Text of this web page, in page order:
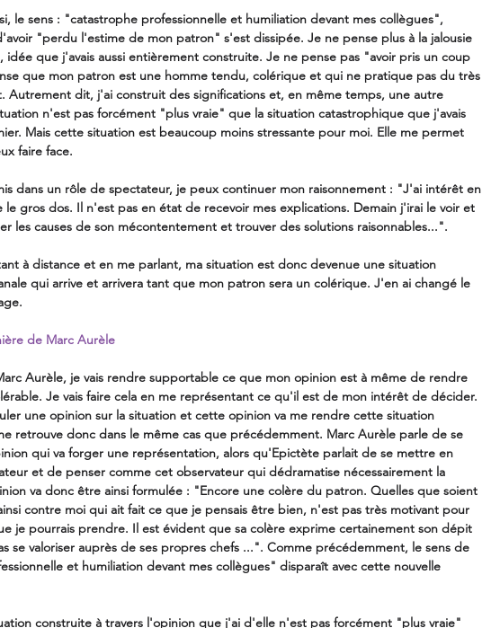
le sens : "catastrophe professionnelle et humiliation devant mes collègues",
"perdu l'estime de mon patron" s'est dissipée. Je ne pense plus à la jalousie
idée que j'avais aussi entièrement construite. Je ne pense pas "avoir pris un coup
que mon patron est une homme tendu, colérique et qui ne pratique pas du très
Autrement dit, j'ai construit des significations et, en même temps, une autre
n'est pas forcément "plus vraie" que la situation catastrophique que j'avais
Mais cette situation est beaucoup moins stressante pour moi. Elle me permet
faire face.
dans un rôle de spectateur, je peux continuer mon raisonnement : "J'ai intérêt en
le gros dos. Il n'est pas en état de recevoir mes explications. Demain j'irai le voir et
les causes de son mécontentement et trouver des solutions raisonnables...".
à distance et en me parlant, ma situation est donc devenue une situation
qui arrive et arrivera tant que mon patron sera un colérique. J'en ai changé le
de Marc Aurèle
Aurèle, je vais rendre supportable ce que mon opinion est à même de rendre
Je vais faire cela en me représentant ce qu'il est de mon intérêt de décider.
une opinion sur la situation et cette opinion va me rendre cette situation
retrouve donc dans le même cas que précédemment. Marc Aurèle parle de se
qui va forger une représentation, alors qu'Epictète parlait de se mettre en
et de penser comme cet observateur qui dédramatise nécessairement la
va donc être ainsi formulée : "Encore une colère du patron. Quelles que soient
contre moi qui ait fait ce que je pensais être bien, n'est pas très motivant pour
je pourrais prendre. Il est évident que sa colère exprime certainement son dépit
se valoriser auprès de ses propres chefs ...". Comme précédemment, le sens de
et humiliation devant mes collègues" disparaît avec cette nouvelle
construite à travers l'opinion que j'ai d'elle n'est pas forcément "plus vraie"